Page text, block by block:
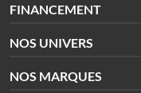
FINANCEMENT
NOS UNIVERS
NOS MARQUES